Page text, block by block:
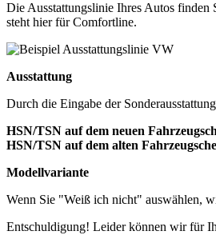
Die Ausstattungslinie Ihres Autos
steht hier für Comfortline.
Ausstattung
Durch die Eingabe der
HSN/TSN auf dem neuen
HSN/TSN auf dem alten
Modellvariante
Wenn Sie "Weiß ich nicht" auswählen,
Entschuldigung! Leider können wir für